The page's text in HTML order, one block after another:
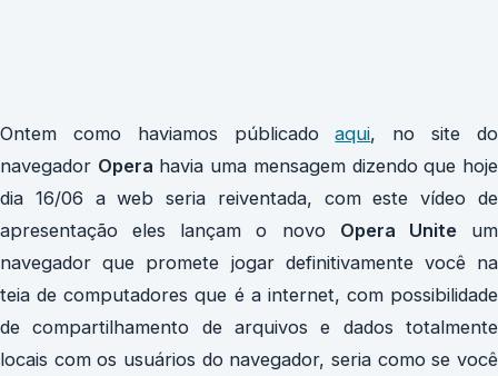
Ontem como haviamos públicadoaqui, no site do
navegador Opera havia uma mensagem dizendo que hoje
dia 16/06 a web seria reiventada, com este vídeo de
apresentação eles lançam o novo Opera Uniteum
navegador que promete jogar definitivamente você na
teia de computadores que é a internet, com possibilidade
de compartilhamento de arquivos e dados totalmente
locais com os usuários do navegador, seria como se você